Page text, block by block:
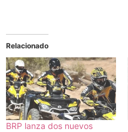
Relacionado
BRP lanza dos nuevos